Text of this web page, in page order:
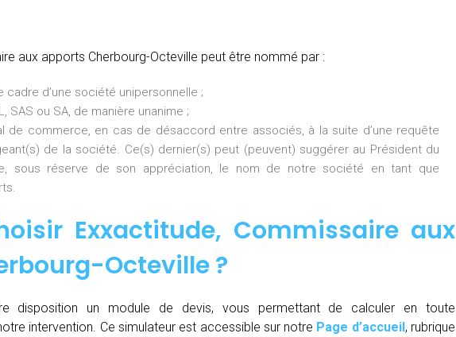
aux apports Cherbourg-Octeville peut être nommé par :
cadre d’une société unipersonnelle ;
SAS ou SA, de manière unanime ;
de commerce, en cas de désaccord entre associés, à la suite d’une requête
de la société. Ce(s) dernier(s) peut (peuvent) suggérer au Président du
sous réserve de son appréciation, le nom de notre société en tant que
Exxactitude, Commissaire aux
Octeville?
disposition un module de devis, vous permettant de calculer en toute
intervention. Ce simulateur est accessible sur notre Page d’accueil, rubrique